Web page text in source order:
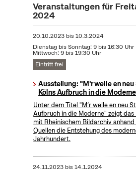
Veranstaltungen für
2024
20.10.2023bis10.3.2024
Dienstag bis Sonntag: 9 bis 16:30 Uhr
Mittwoch: 9 bis 19:30 Uhr
Eintritt frei
Ausstellung: "M'r welle en neu
Kölns Aufbruch in die
Unter dem Titel "M’r welle en neu
Aufbruch in die Moderne" zeigt
mit Rheinischem Bildarchiv
Quellen die Entstehung des
Jahrhundert.
24.11.2023bis14.1.2024